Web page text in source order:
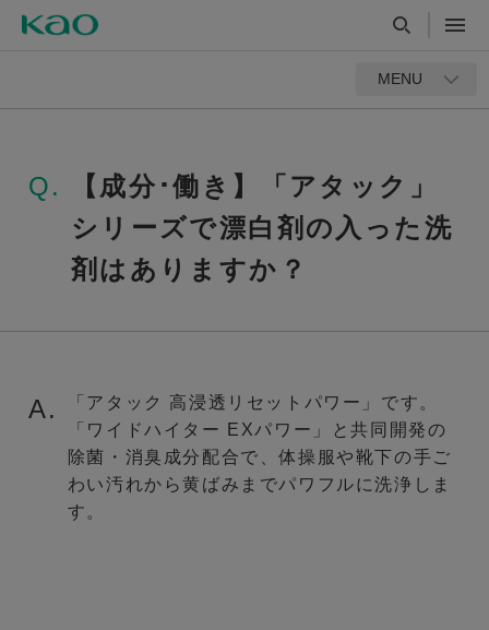
MENU
Q.
【成分･働き】「アタック」
シリーズで漂白剤の入った洗
剤はありますか？
A.
「アタック 高浸透リセットパワー」です。
「ワイドハイター EXパワー」と共同開発の
除菌・消臭成分配合で、体操服や靴下の手ご
わい汚れから黄ばみまでパワフルに洗浄しま
す。